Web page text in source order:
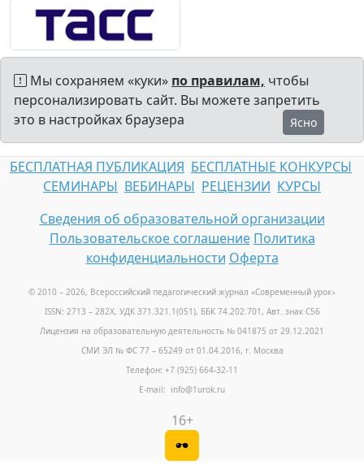
Мы сохраняем «куки» по правилам, чтобы
персонализировать сайт. Вы можете запретить
это в настройках браузера
Ясно
БЕСПЛАТНАЯ ПУБЛИКАЦИЯ БЕСПЛАТНЫЕ КОНКУРСЫ
СЕМИНАРЫ ВЕБИНАРЫ РЕЦЕНЗИИ КУРСЫ
Сведения об образовательной организации
Пользовательское соглашение Политика
конфиденциальности Оферта
© 2010 – 2026, Всероссийский педагогический журнал «Современный урок»
ISSN: 2713 – 282X, УДК 371.321.1(051), ББК 74.202.701, Авт. знак С56
Лицензия на образовательную деятельность № 041875 от 29.12.2021
СМИ ЭЛ № ФС 77 – 65249 от 01.04.2016, г. Москва
Телефон: +7 (925) 664-32-11
E-mail: info@1urok.ru
16+